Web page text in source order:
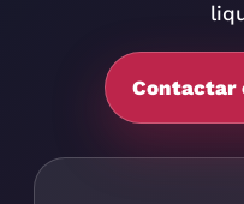
Contactar